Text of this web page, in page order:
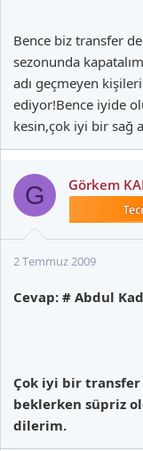
Bence biz transfer
sezonunda
adı geçmeyen
ediyor!Bence iyide
kesin,çok iyi bir sağ
G Görkem
2 Temmuz 2009
Cevap: # Abdul
Çok iyi bir transfer
beklerken süpriz
dilerim.